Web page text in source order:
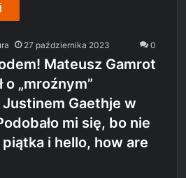
27 października 2023 0
Mateusz Gamrot
o „mroźnym”
Gaethje w
mi się, bo nie
piątka i hello, how are